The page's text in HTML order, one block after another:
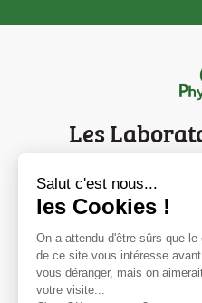
Les
Parc
Mentions
Salut c'est nous...
les Cookies !
On a attendu d'être sûrs que le
de ce site vous intéresse
vous déranger, mais on
votre visite...